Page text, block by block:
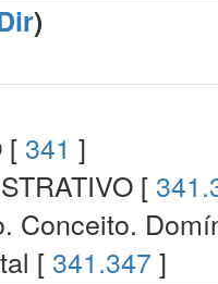
)
[ 341 ]
[
Conceito.
[ 341.347 ]